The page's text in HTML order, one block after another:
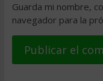
Guarda mi nombre,
navegador para la